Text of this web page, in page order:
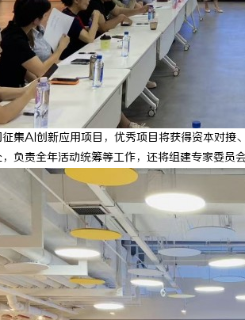
集AI创新应用项目，优秀项目将获得资本对
负责全年活动统筹等工作，还将组建专家委员